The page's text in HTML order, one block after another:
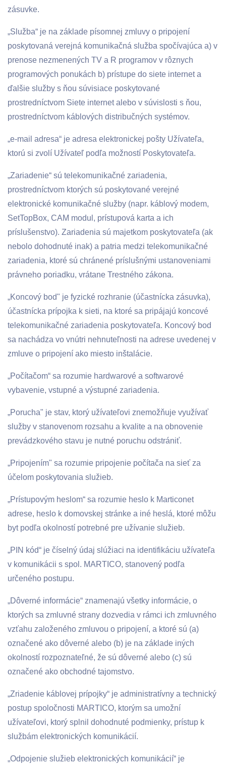
zásuvke.
„Služba“ je na základe písomnej zmluvy o pripojení
poskytovaná verejná komunikačná služba spočívajúca a) v
prenose nezmenených TV a R programov v rôznych
programových ponukách b) prístupe do siete internet a
ďalšie služby s ňou súvisiace poskytované
prostredníctvom Siete internet alebo v súvislosti s ňou,
prostredníctvom káblových distribučných systémov.
„e-mail adresa“ je adresa elektronickej pošty Užívateľa,
ktorú si zvolí Užívateľ podľa možností Poskytovateľa.
„Zariadenie“ sú telekomunikačné zariadenia,
prostredníctvom ktorých sú poskytované verejné
elektronické komunikačné služby (napr. káblový modem,
SetTopBox, CAM modul, prístupová karta a ich
príslušenstvo). Zariadenia sú majetkom poskytovateľa (ak
nebolo dohodnuté inak) a patria medzi telekomunikačné
zariadenia, ktoré sú chránené príslušnými ustanoveniami
právneho poriadku, vrátane Trestného zákona.
„Koncový bod" je fyzické rozhranie (účastnícka zásuvka),
účastnícka prípojka k sieti, na ktoré sa pripájajú koncové
telekomunikačné zariadenia poskytovateľa. Koncový bod
sa nachádza vo vnútri nehnuteľnosti na adrese uvedenej v
zmluve o pripojení ako miesto inštalácie.
„Počítačom“ sa rozumie hardwarové a softwarové
vybavenie, vstupné a výstupné zariadenia.
„Porucha" je stav, ktorý užívateľovi znemožňuje využívať
služby v stanovenom rozsahu a kvalite a na obnovenie
prevádzkového stavu je nutné poruchu odstrániť.
„Pripojením" sa rozumie pripojenie počítača na sieť za
účelom poskytovania služieb.
„Prístupovým heslom“ sa rozumie heslo k Marticonet
adrese, heslo k domovskej stránke a iné heslá, ktoré môžu
byt podľa okolností potrebné pre užívanie služieb.
„PIN kód“ je číselný údaj slúžiaci na identifikáciu užívateľa
v komunikácii s spol. MARTICO, stanovený podľa
určeného postupu.
„Dôverné informácie“ znamenajú všetky informácie, o
ktorých sa zmluvné strany dozvedia v rámci ich zmluvného
vzťahu založeného zmluvou o pripojení, a ktoré sú (a)
označené ako dôverné alebo (b) je na základe iných
okolností rozpoznateľné, že sú dôverné alebo (c) sú
označené ako obchodné tajomstvo.
„Zriadenie káblovej prípojky“ je administratívny a technický
postup spoločnosti MARTICO, ktorým sa umožní
užívateľovi, ktorý splnil dohodnuté podmienky, prístup k
službám elektronických komunikácií.
„Odpojenie služieb elektronických komunikácií“ je